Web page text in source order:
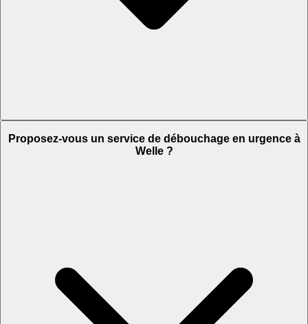
Proposez-vous un service de débouchage en urgence à
Welle ?